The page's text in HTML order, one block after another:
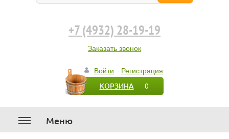
+7 (4932) 28-19-19
Заказать звонок
Войти Регистрация
КОРЗИНА 0
Меню